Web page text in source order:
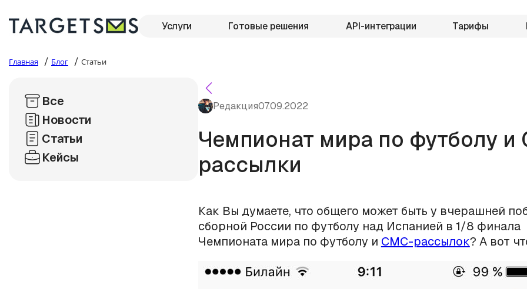
Услуги Готовые решения API-интеграции Тарифы
Главная / Блог / Статьи
Все
Новости
Статьи
Кейсы
Редакция07.09.2022
Чемпионат мира по футболу
рассылки
Как Вы думаете, что общего может быть у вчерашней
сборной России по футболу над Испанией в 1/8 финала
Чемпионата мира по футболу и СМС-рассылок? А вот